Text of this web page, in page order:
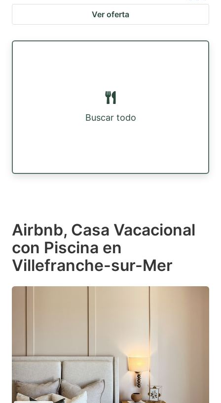
Ver oferta
Buscar todo
Airbnb, Casa Vacacional
con Piscina en
Villefranche-sur-Mer